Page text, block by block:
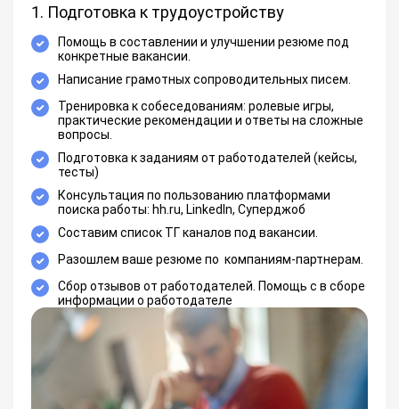
1. Подготовка к трудоустройству
Помощь в составлении и улучшении резюме под
конкретные вакансии.
Написание грамотных сопроводительных писем.
Тренировка к собеседованиям: ролевые игры,
практические рекомендации и ответы на сложные
вопросы.
Подготовка к заданиям от работодателей (кейсы,
тесты)
Консультация по пользованию платформами
поиска работы: hh.ru, LinkedIn, Суперджоб
Составим список ТГ каналов под вакансии.
Разошлем ваше резюме по компаниям-партнерам.
Сбор отзывов от работодателей. Помощь с в сборе
информации о работодателе